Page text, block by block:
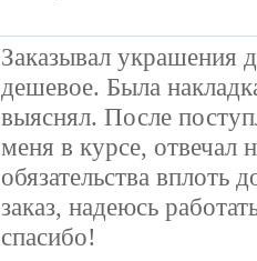
Заказывал украшения
дешевое. Была
выяснял. После
меня в курсе, отвечал
обязательства
заказ, надеюсь
спасибо!